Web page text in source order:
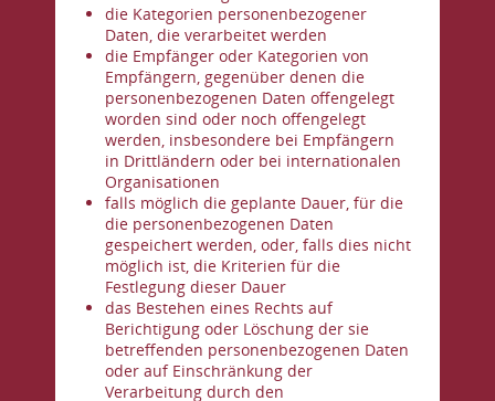
die Kategorien personenbezogener
Daten, die verarbeitet werden
die Empfänger oder Kategorien von
Empfängern, gegenüber denen die
personenbezogenen Daten offengelegt
worden sind oder noch offengelegt
werden, insbesondere bei Empfängern
in Drittländern oder bei internationalen
Organisationen
falls möglich die geplante Dauer, für die
die personenbezogenen Daten
gespeichert werden, oder, falls dies nicht
möglich ist, die Kriterien für die
Festlegung dieser Dauer
das Bestehen eines Rechts auf
Berichtigung oder Löschung der sie
betreffenden personenbezogenen Daten
oder auf Einschränkung der
Verarbeitung durch den